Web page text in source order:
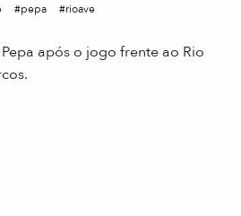
pepa rioave
após o jogo frente ao Rio